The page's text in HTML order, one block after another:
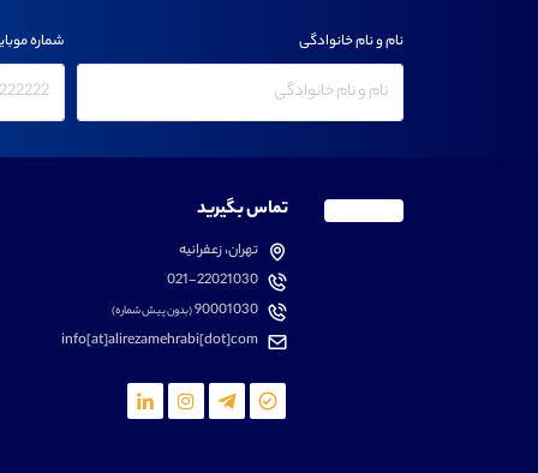
نام و نام خانوادگی شماره
تماس بگیرید
تهران، زعفرانیه
021-22021030
90001030(بدون پیش شماره)
info[at]alirezamehrabi[dot]com